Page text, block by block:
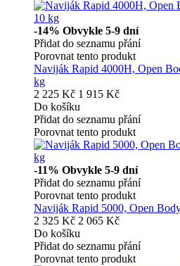
-14% Obvykle 5-9 dní
Přidat do seznamu přání
Porovnat tento produkt
Naviják Rapid 4000H, Open
kg
2 225 Kč 1 915 Kč
Do košíku
Přidat do seznamu přání
Porovnat tento produkt
-11% Obvykle 5-9 dní
Přidat do seznamu přání
Porovnat tento produkt
Naviják Rapid 5000, Open
2 325 Kč 2 065 Kč
Do košíku
Přidat do seznamu přání
Porovnat tento produkt